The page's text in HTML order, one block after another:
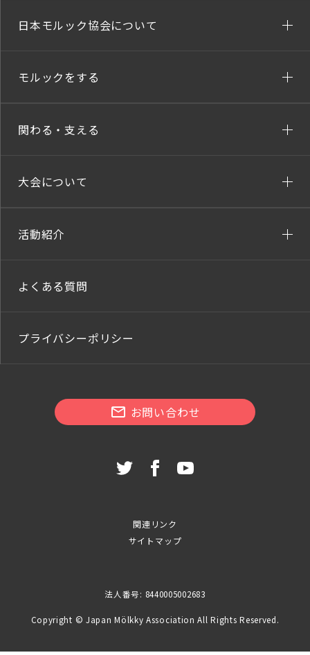
日本モルック協会について
モルックをする
関わる・支える
大会について
活動紹介
よくある質問
プライバシーポリシー
お問い合わせ
関連リンク
サイトマップ
法人番号: 8440005002683
Copyright © Japan Mölkky Association All Rights Reserved.